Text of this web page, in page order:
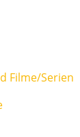
Filme/Serien